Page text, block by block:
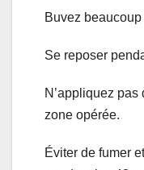
Buvez beaucoup
Se reposer
N’appliquez
zone opérée.
Éviter de fumer